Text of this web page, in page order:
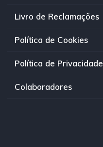
Livro de Reclamações
Política de Cookies
Política de Privacidade
Colaboradores